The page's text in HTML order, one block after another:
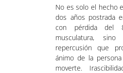
No es solo el hecho
dos años postrada
con pérdida del
musculatura,
repercusión que
ánimo de la
moverte.